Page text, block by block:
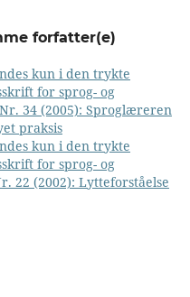
forfatter(e)
kun i den trykte
for sprog- og
34 (2005): Sproglæreren
praksis
kun i den trykte
for sprog- og
22 (2002): Lytteforståelse